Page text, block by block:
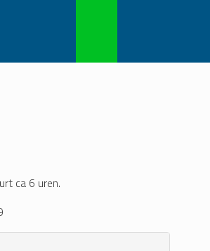
ca 6 uren.